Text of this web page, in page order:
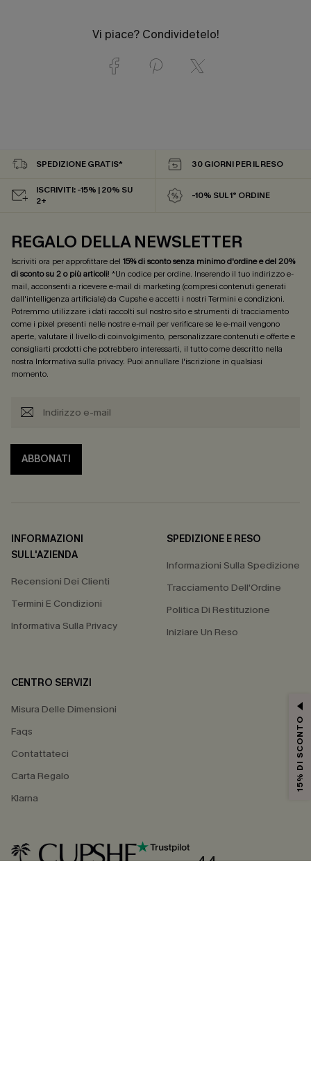
Vi piace? Condividetelo!
SPEDIZIONE GRATIS* 30 GIORNI PER IL RESO
ISCRIVITI: -15% | 20% SU
2+
-10% SUL 1° ORDINE
REGALO DELLA NEWSLETTER
Iscriviti ora per approfittare del 15% di sconto senza minimo d'ordine e del 20%
di sconto su 2 o più articoli! *Un codice per ordine. Inserendo il tuo indirizzo e-
mail, acconsenti a ricevere e-mail di marketing (compresi contenuti generati
dall'intelligenza artificiale) da Cupshe e accetti i nostri Termini e condizioni.
Potremmo utilizzare i dati raccolti sul nostro sito e strumenti di tracciamento
come i pixel presenti nelle nostre e-mail per verificare se le e-mail vengono
aperte, valutare il livello di coinvolgimento, personalizzare contenuti e offerte e
consigliarti prodotti che potrebbero interessarti, il tutto come descritto nella
nostra Informativa sulla privacy. Puoi annullare l'iscrizione in qualsiasi
momento.
ABBONATI
INFORMAZIONI
SULL'AZIENDA
Recensioni Dei Clienti
Termini E Condizioni
Informativa Sulla Privacy
SPEDIZIONE E RESO
Informazioni Sulla Spedizione
Tracciamento Dell'Ordine
Politica Di Restituzione
Iniziare Un Reso
CENTRO SERVIZI
Misura Delle Dimensioni
Faqs
Contattateci
Carta Regalo
Klarna
4.4
15% DI SCONTO